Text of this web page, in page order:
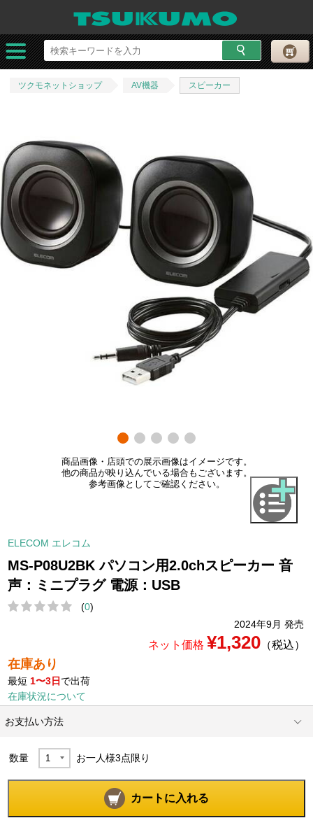
ツクモネットショップ AV機器 スピーカー
商品画像・店頭での展示画像はイメージです。
他の商品が映り込んでいる場合もございます。
参考画像としてご確認ください。
ELECOM エレコム
MS-P08U2BK パソコン用2.0chスピーカー 音
声：ミニプラグ 電源：USB
(0)
2024年9月 発売
ネット価格 ¥1,320（税込）
在庫あり
最短 1〜3日 で出荷
在庫状況について
お支払い方法
数量 お一人様3点限り
カートに入れる